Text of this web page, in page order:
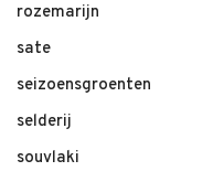
rozemarijn
sate
seizoensgroenten
selderij
souvlaki